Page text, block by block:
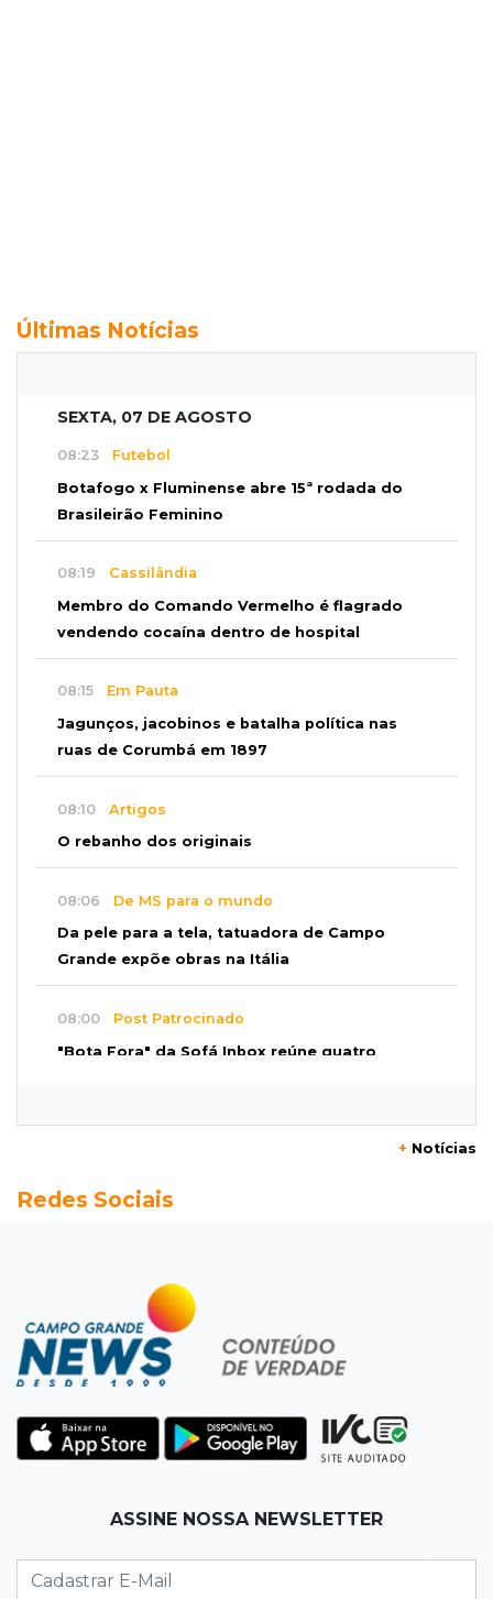
Últimas Notícias
SEXTA, 07 DE AGOSTO
08:23 Futebol
Botafogo x Fluminense abre 15ª rodada do
Brasileirão Feminino
08:19 Cassilândia
Membro do Comando Vermelho é flagrado
vendendo cocaína dentro de hospital
08:15 Em Pauta
Jagunços, jacobinos e batalha política nas
ruas de Corumbá em 1897
08:10 Artigos
O rebanho dos originais
08:06 De MS para o mundo
Da pele para a tela, tatuadora de Campo
Grande expõe obras na Itália
08:00 Post Patrocinado
"Bota Fora" da Sofá Inbox reúne quatro
passeio campo-grandense
Torneio de futsal abre 34ª edição com quatro
jogos neste sábado
07:48Pele Vermelha, Corona, Valley...
imaginação de Scalise
Agosto no Bosque reúne esporte, cultura e
+ Notícias
Redes Sociais
ASSINE NOSSA NEWSLETTER